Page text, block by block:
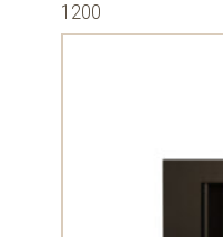
1200